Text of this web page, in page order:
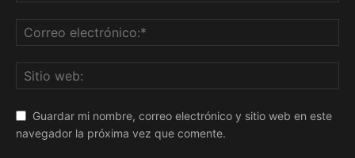
Guardar mi nombre, correo electrónico y sitio web en este
navegador la próxima vez que comente.